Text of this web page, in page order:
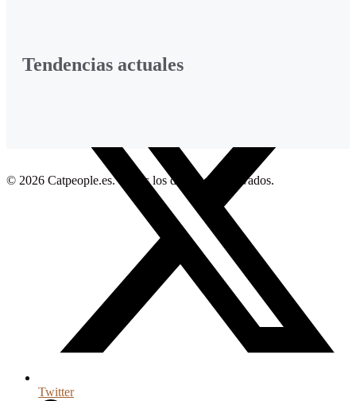
Tendencias actuales
© 2026 Catpeople.es. Todos los derechos reservados.
Facebook
Twitter